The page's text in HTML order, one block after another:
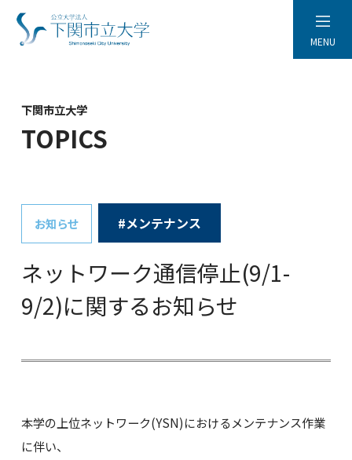
MENU
下関市立大学
TOPICS
お知らせ #メンテナンス
ネットワーク通信停止(9/1-
9/2)に関するお知らせ
本学の上位ネットワーク(YSN)におけるメンテナンス作業
に伴い、